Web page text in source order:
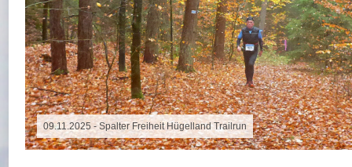
16.10.2025 - Grand Raid Reunion